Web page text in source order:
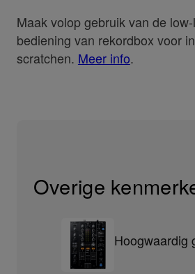
Maak volop gebruik van de
bediening van rekordbox voor
scratchen. Meer info.
Overige
Hoogwaardig